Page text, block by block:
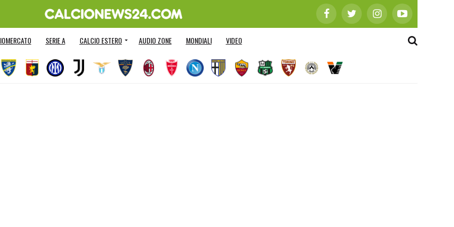
SERIE A CALCIO ESTERO AUDIO ZONE MONDIALI VIDEO